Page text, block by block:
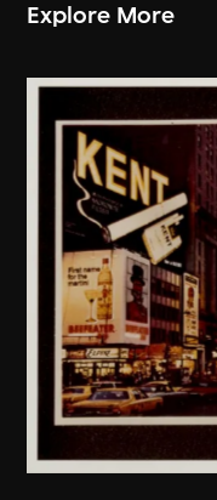
Explore More